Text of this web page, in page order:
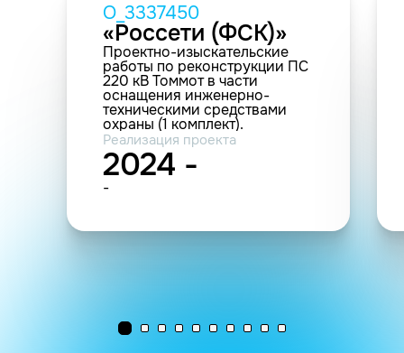
O_3337450
«Россети (ФСК)»
Проектно-изыскательские
работы по реконструкции ПС
220 кВ Томмот в части
оснащения инженерно-
техническими средствами
охраны (1 комплект).
Реализация проекта
2024 -
-